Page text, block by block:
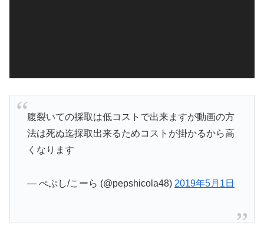
腹裂いての採取は低コストで出来ますが動画の方
法は死ぬ迄採取出来るためコストが掛かるから高
くなります
— ぺぷし/こーら (@pepshicola48) 2019年5月1日